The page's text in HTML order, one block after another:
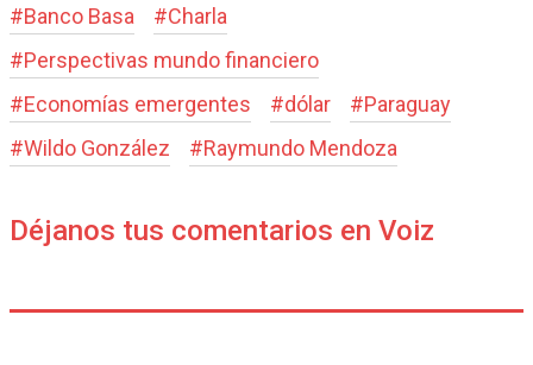
#Banco Basa #Charla
#Perspectivas mundo financiero
#Economías emergentes #dólar #Paraguay
#Wildo González #Raymundo Mendoza
Déjanos tus comentarios en Voiz